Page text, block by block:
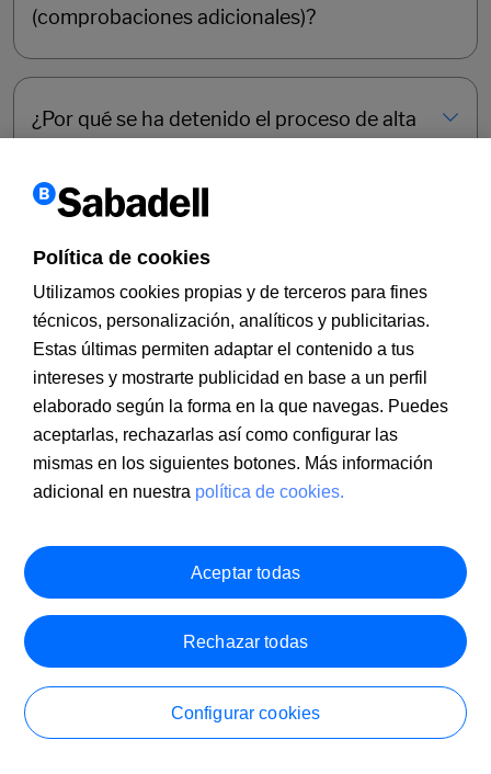
(comprobaciones adicionales)?
¿Por qué se ha detenido el proceso de alta
Autónomo?
No recibo la clave para validar mi número
de móvil en el proceso de alta de la Cuenta
Online Sabadell Autónomo
Condiciones legales
1. Cuenta Online Sabadell Autónomo: Sin comisiones de
administración ni de mantenimiento. Promoción válida para las
cuentas abiertas entre el 06/08/2026 y el 09/09/2026. Se
remunerará el
2% TAEhasta 100.000€ de saldo medio conjunto
de la Cuenta Online Sabadell Autónomo y de las Cuentas Ahorro
Abre tu cuenta para autónomos en 10 minutos.
Hazte cliente
Política de cookies
Utilizamos cookies propias y de terceros para fines
técnicos, personalización, analíticos y publicitarias.
Estas últimas permiten adaptar el contenido a tus
intereses y mostrarte publicidad en base a un perfil
elaborado según la forma en la que navegas. Puedes
aceptarlas, rechazarlas así como configurar las
mismas en los siguientes botones. Más información
adicional en nuestra política de cookies.
Configurar cookies
Rechazar todas
Aceptar todas